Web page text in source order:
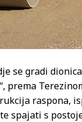
se gradi
prema
raspona,
spajati s